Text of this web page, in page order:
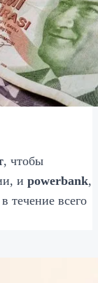
, чтобы
и powerbank,
течение всего